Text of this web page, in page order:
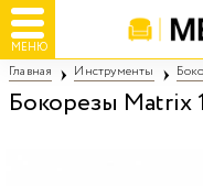
МЕНЮ
Главная Инструменты
Бокорезы Matrix